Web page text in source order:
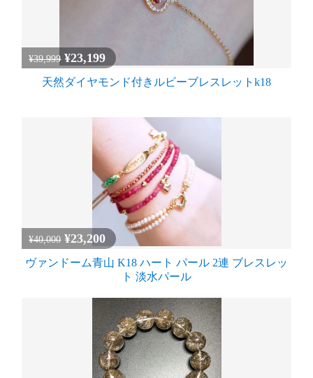
¥39,999 ¥23,199
天然ダイヤモンド付きルビーブレスレットk18
¥40,000 ¥23,200
ヴァンドーム青山 K18 ハート パール 2連 ブレスレッ
ト 淡水パール